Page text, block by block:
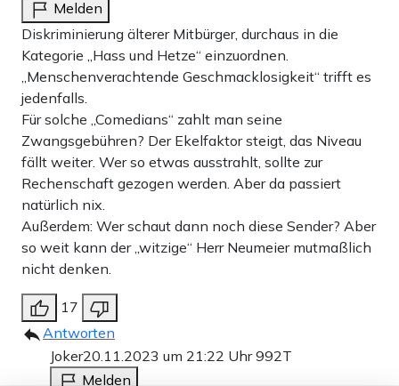
Melden
Diskriminierung älterer Mitbürger, durchaus in die
Kategorie „Hass und Hetze“ einzuordnen.
„Menschenverachtende Geschmacklosigkeit“ trifft es
jedenfalls.
Für solche „Comedians“ zahlt man seine
Zwangsgebühren? Der Ekelfaktor steigt, das Niveau
fällt weiter. Wer so etwas ausstrahlt, sollte zur
Rechenschaft gezogen werden. Aber da passiert
natürlich nix.
Außerdem: Wer schaut dann noch diese Sender? Aber
so weit kann der „witzige“ Herr Neumeier mutmaßlich
nicht denken.
17
Antworten
Joker20.11.2023 um 21:22 Uhr992T
Melden